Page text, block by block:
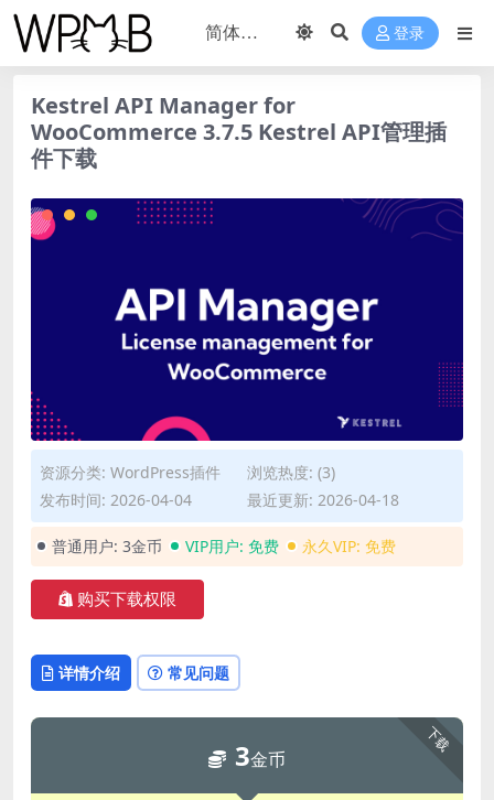
登录
Kestrel API Manager for
WooCommerce 3.7.5 Kestrel API管理插
件下载
资源分类: WordPress插件
浏览热度: (3)
发布时间: 2026-04-04
最近更新: 2026-04-18
普通用户: 3金币 VIP用户: 免费 永久VIP: 免费
购买下载权限
详情介绍 常见问题
下载
3金币